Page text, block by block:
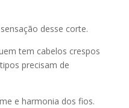
desse corte.
tem cabelos crespos
precisam de
e harmonia dos fios.